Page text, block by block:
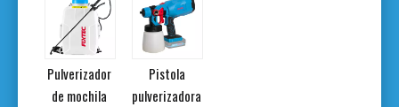
Pulverizador
de mochila
Pistola
pulverizadora